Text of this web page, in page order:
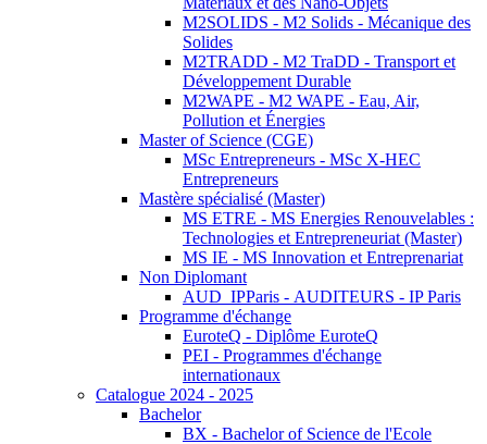
M2SOLIDS - M2 Solids - Mécanique des
Solides
M2TRADD - M2 TraDD - Transport et
Développement Durable
M2WAPE - M2 WAPE - Eau, Air,
Pollution et Énergies
Master of Science (CGE)
MSc Entrepreneurs - MSc X-HEC
Entrepreneurs
Mastère spécialisé (Master)
MS ETRE - MS Energies Renouvelables :
Technologies et Entrepreneuriat (Master)
MS IE - MS Innovation et Entreprenariat
Non Diplomant
AUD_IPParis - AUDITEURS - IP Paris
Programme d'échange
EuroteQ - Diplôme EuroteQ
PEI - Programmes d'échange
internationaux
Catalogue 2024 - 2025
Bachelor
BX - Bachelor of Science de l'Ecole